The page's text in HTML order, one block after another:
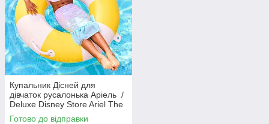
Купальник Дісней для
дівчаток русалонька Аріель /
Deluxe Disney Store Ariel The
Little Mermaid 🧜‍♀️✨
Готово до відправки